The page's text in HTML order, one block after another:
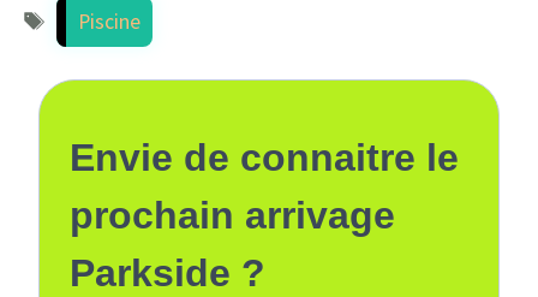
Étiquettes
Piscine
Envie de connaitre le
prochain arrivage
Parkside ?